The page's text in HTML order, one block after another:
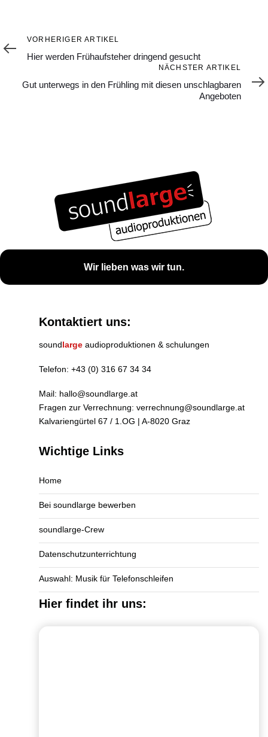
Vorheriger
Artikel
VORHERIGER ARTIKEL
Hier werden Frühaufsteher dringend gesucht
Artikel
NÄCHSTER ARTIKEL
Gut unterwegs in den Frühling mit diesen unschlagbaren
Angeboten
Wir lieben was wir tun.
Kontaktiert uns:
soundlarge audioproduktionen & schulungen
Telefon: +43 (0) 316 67 34 34
Mail: hallo@soundlarge.at
Fragen zur Verrechnung: verrechnung@soundlarge.at
Kalvariengürtel 67 / 1.OG | A-8020 Graz
Wichtige Links
Home
Bei soundlarge bewerben
soundlarge-Crew
Datenschutzunterrichtung
Auswahl: Musik für Telefonschleifen
Hier findet ihr uns: